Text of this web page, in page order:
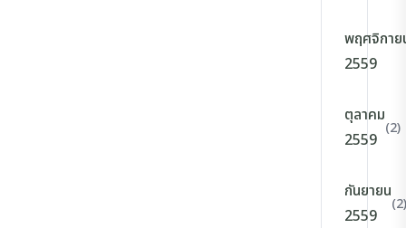
พฤศจิกาย
2559
ตุลาคม
2559
(2)
กันยายน
2559
(2)